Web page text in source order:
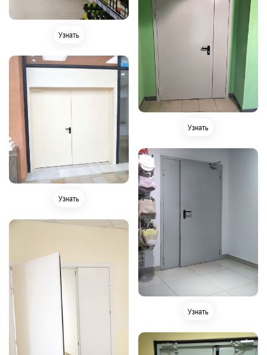
Узнать
Узнать
Узнать
Узнать